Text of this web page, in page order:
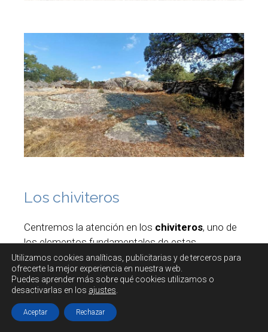
Los chiviteros
Centremos la atención en los chiviteros, uno de
los elementos fundamentales de estas
instalaciones.
Utilizamos cookies analíticas, publicitarias y de terceros para
ofrecerte la mejor experiencia en nuestra web.
Puedes aprender más sobre qué cookies utilizamos o
desactivarlas en los ajustes
Aceptar Rechazar